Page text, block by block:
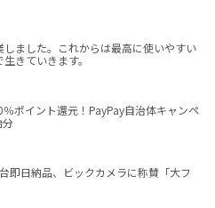
ました。これからは最高に使いやすい
きていきます。
％ポイント還元！PayPay自治体キャンペ
分
即日納品、ビックカメラに称賛「大フ